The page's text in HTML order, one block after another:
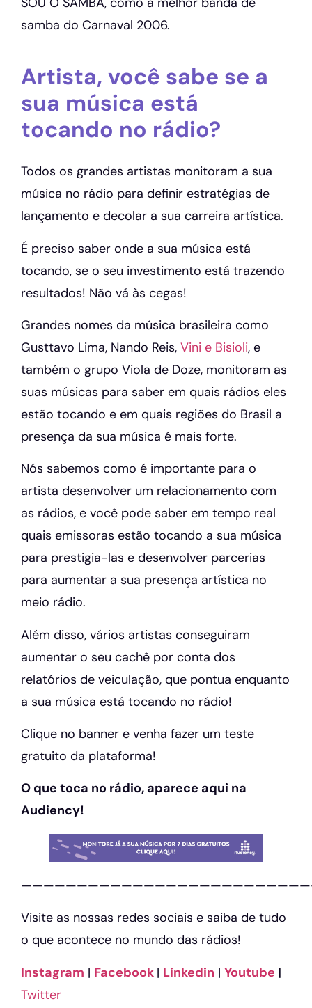
samba do Carnaval 2006.
Artista, você sabe se a
sua música está
tocando no rádio?
Todos os grandes artistas monitoram a sua
música no rádio para definir estratégias de
lançamento e decolar a sua carreira artística.
É preciso saber onde a sua música está
tocando, se o seu investimento está trazendo
resultados! Não vá às cegas!
Grandes nomes da música brasileira como
Gusttavo Lima, Nando Reis, Vini e Bisioli, e
também o grupo Viola de Doze, monitoram as
suas músicas para saber em quais rádios eles
estão tocando e em quais regiões do Brasil a
presença da sua música é mais forte.
Nós sabemos como é importante para o
artista desenvolver um relacionamento com
as rádios, e você pode saber em tempo real
quais emissoras estão tocando a sua música
para prestigia-las e desenvolver parcerias
para aumentar a sua presença artística no
meio rádio.
Além disso, vários artistas conseguiram
aumentar o seu cachê por conta dos
relatórios de veiculação, que pontua enquanto
a sua música está tocando no rádio!
Clique no banner e venha fazer um teste
gratuito da plataforma!
O que toca no rádio, aparece aqui na
Audiency!
Visite as nossas redes sociais e saiba de tudo
o que acontece no mundo das rádios!
Instagram | Facebook | Linkedin | Youtube |
Twitter